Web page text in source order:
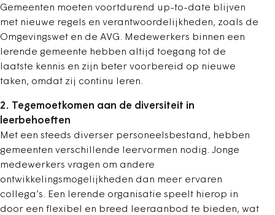
Gemeenten moeten voortdurend up-to-date blijven
met nieuwe regels en verantwoordelijkheden, zoals de
Omgevingswet en de AVG. Medewerkers binnen een
lerende gemeente hebben altijd toegang tot de
laatste kennis en zijn beter voorbereid op nieuwe
taken, omdat zij continu leren.
2. Tegemoetkomen aan de diversiteit in
leerbehoeften
Met een steeds diverser personeelsbestand, hebben
gemeenten verschillende leervormen nodig. Jonge
medewerkers vragen om andere
ontwikkelingsmogelijkheden dan meer ervaren
collega’s. Een lerende organisatie speelt hierop in
door een flexibel en breed leeraanbod te bieden, wat